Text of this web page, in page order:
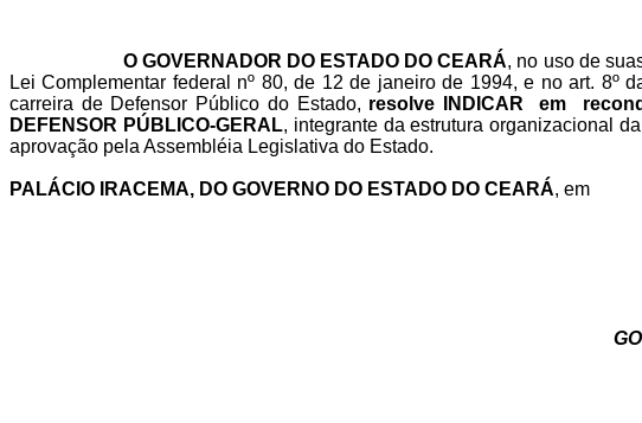
O GOVERNADOR DO ESTADO DO CEARÁ, no uso de
Lei Complementar federal nº 80, de 12 de janeiro de 1994, e no art.
carreira de Defensor Público do Estado, resolve INDICAR em
DEFENSOR PÚBLICO-GERAL, integrante da estrutura organizacional
aprovação pela Assembléia Legislativa do Estado.
PALÁCIO IRACEMA, DO GOVERNO DO ESTADO DO CEARÁ, em